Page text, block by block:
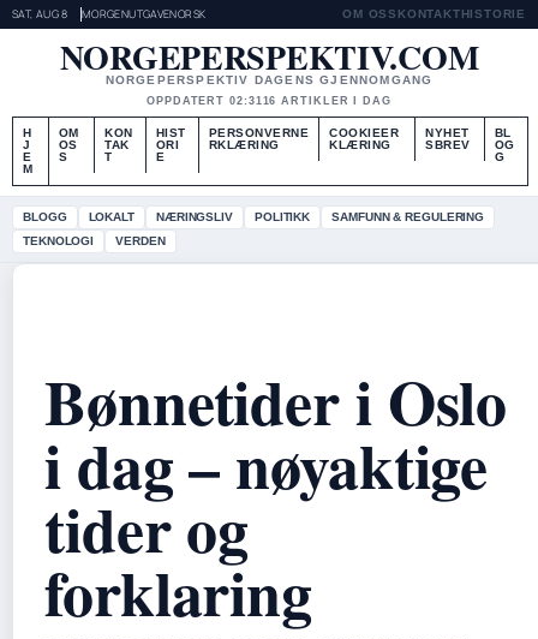
SAT, AUG 8 MORGENUTGAVENORSK OM OSS KONTAKTHISTORIE
NORGEPERSPEKTIV.COM
NORGEPERSPEKTIV DAGENS GJENNOMGANG
OPPDATERT 02:3116 ARTIKLER I DAG
H
J
E
M
OM
OS
S
KON
TAK
T
HIST
ORI
E
PERSONVERNE
RKLÆRING
COOKIEER
KLÆRING
NYHET
SBREV
BL
OG
G
BLOGG LOKALT NÆRINGSLIV POLITIKK
SAMFUNN & REGULERING
TEKNOLOGI
VERDEN
Bønnetider i Oslo
i dag – nøyaktige
tider og
forklaring